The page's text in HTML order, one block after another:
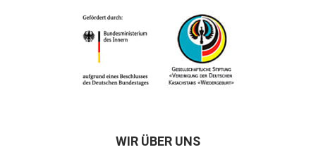
WIR ÜBER UNS